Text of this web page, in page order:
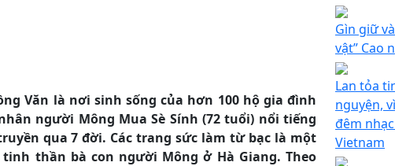
Văn là nơi sinh sống của hơn 100 hộ gia đình
người Mông Mua Sè Sính (72 tuổi) nổi tiếng
qua 7 đời. Các trang sức làm từ bạc là một
thần bà con người Mông ở Hà Giang. Theo
Gìn giữ
vật” Cao
Lan tỏa
nguyện,
đêm
Vietnam